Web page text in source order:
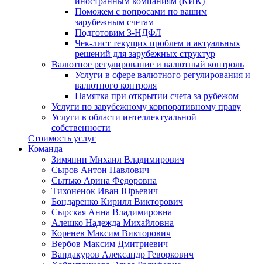
Поможем с вопросами по вашим
зарубежным счетам
Подготовим 3-НДФЛ
Чек-лист текущих проблем и актуальных
решений для зарубежных структур
Валютное регулирование и валютный контроль
Услуги в сфере валютного регулирования и
валютного контроля
Памятка при открытии счета за рубежом
Услуги по зарубежному корпоративному праву
Услуги в области интеллектуальной
собственности
Стоимость услуг
Команда
Зимянин Михаил Владимирович
Сыров Антон Павлович
Сытько Арина Федоровна
Тихоненок Иван Юрьевич
Бондаренко Кирилл Викторович
Сырская Анна Владимировна
Алешко Надежда Михайловна
Коренев Максим Викторович
Вербов Максим Дмитриевич
Вандакуров Александр Геворкович